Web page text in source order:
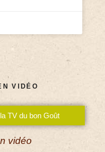
VIDÉO
TV du bon Goût
vidéo